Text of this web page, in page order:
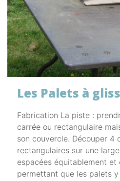
Les Palets à
Fabrication La piste :
carrée ou rectangulaire
son couvercle. Découper 4
rectangulaires sur une
espacées équitablement et
permettant que les palets